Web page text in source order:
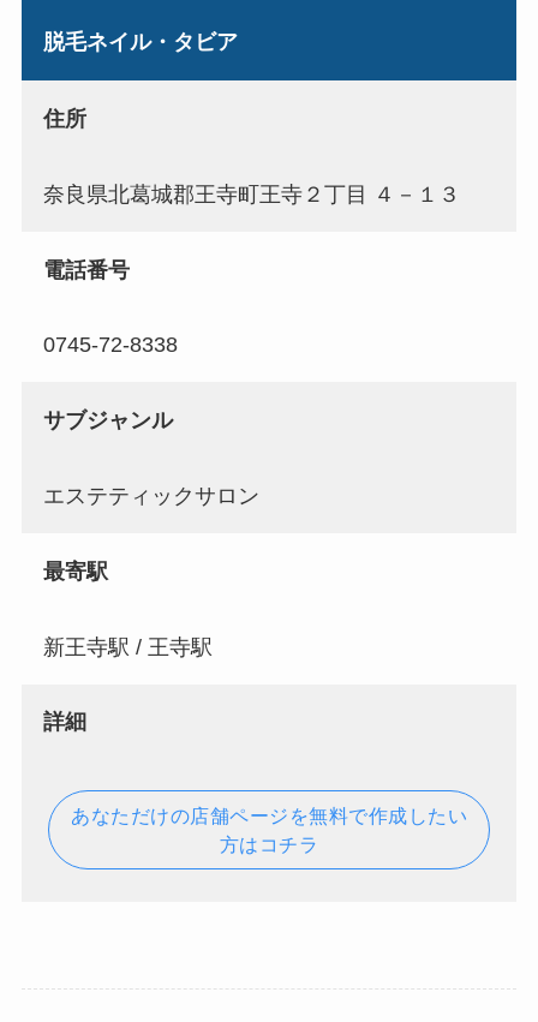
脱毛ネイル・タビア
住所
奈良県北葛城郡王寺町王寺２丁目 ４－１３
電話番号
0745-72-8338
サブジャンル
エステティックサロン
最寄駅
新王寺駅 / 王寺駅
詳細
あなただけの店舗ページを無料で作成したい
方はコチラ